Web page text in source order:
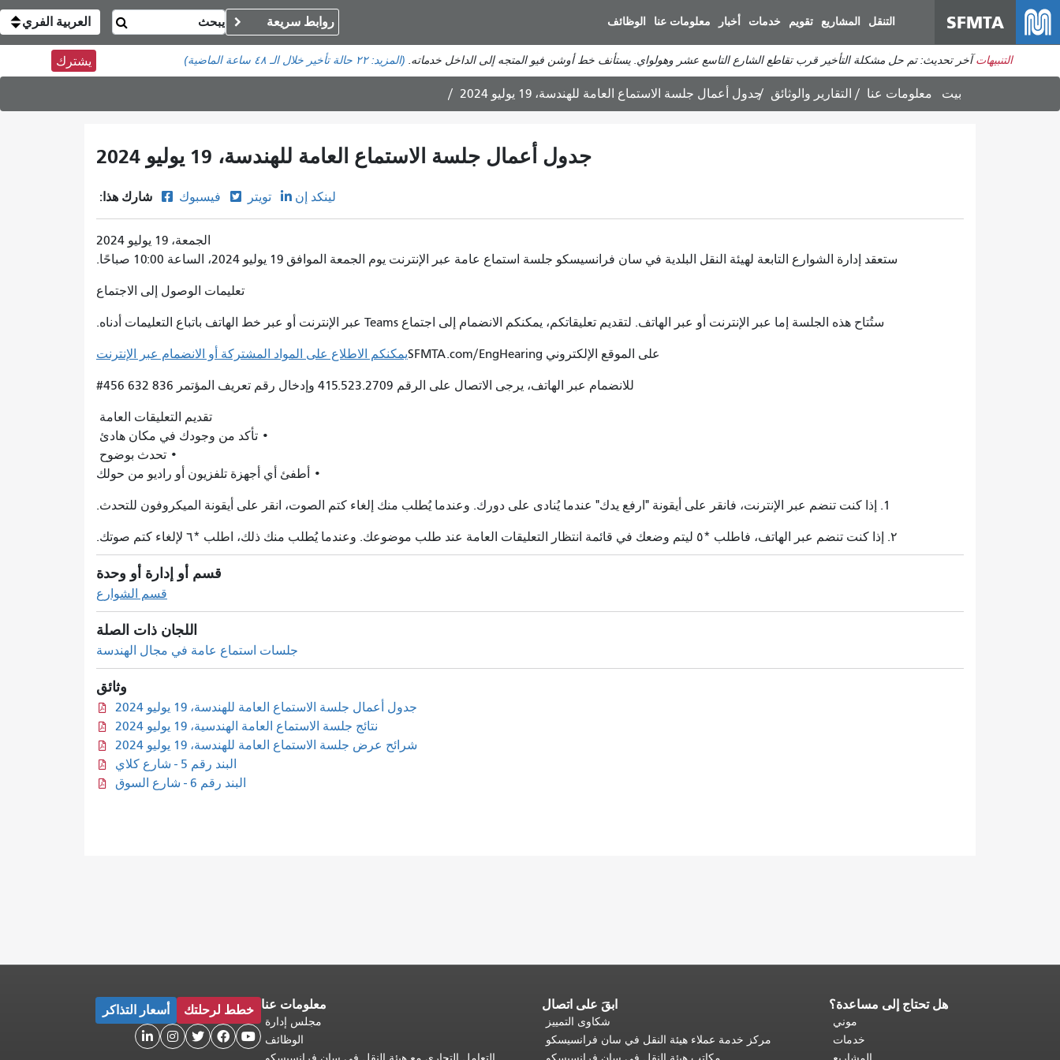
المحتوى
الرئيسي
SFMTA التنقل المشاريع تقويم خدمات أخبار معلومات عنا الوظائف روابط سريعة العربية الفري
التنبيهات آخر تحديث: تم حل مشكلة التأخير قرب تقاطع الشارع التاسع عشر وهولواي. يستأنف خط أوشن فيو المتجه إلى الداخل خدماته. (المزيد:٢٢ حالة تأخير خلال الـ ٤٨ ساعة الماضية) يشترك
بيت معلومات عنا التقارير والوثائق جدول أعمال جلسة الاستماع العامة للهندسة، 19 يوليو 2024
جدول أعمال جلسة الاستماع العامة للهندسة، 19 يوليو 2024
شارك هذا: فيسبوك تويتر لينكد إن
الجمعة، 19 يوليو 2024
ستعقد إدارة الشوارع التابعة لهيئة النقل البلدية في سان فرانسيسكو جلسة استماع عامة عبر الإنترنت يوم الجمعة الموافق 19 يوليو 2024، الساعة 10:00 صباحًا.
تعليمات الوصول إلى الاجتماع
ستُتاح هذه الجلسة إما عبر الإنترنت أو عبر الهاتف. لتقديم تعليقاتكم، يمكنكم الانضمام إلى اجتماع Teams عبر الإنترنت أو عبر خط الهاتف باتباع التعليمات أدناه.
يمكنكم الاطلاع على المواد المشتركة أو الانضمام عبر الإنترنت على الموقع الإلكتروني SFMTA.com/EngHearing
للانضمام عبر الهاتف، يرجى الاتصال على الرقم 415.523.2709 وإدخال رقم تعريف المؤتمر 836 632 456#
تقديم التعليقات العامة
• تأكد من وجودك في مكان هادئ
• تحدث بوضوح
• أطفئ أي أجهزة تلفزيون أو راديو من حولك
1. إذا كنت تنضم عبر الإنترنت، فانقر على أيقونة "ارفع يدك" عندما يُنادى على دورك. وعندما يُطلب منك إلغاء كتم الصوت، انقر على أيقونة الميكروفون للتحدث.
٢. إذا كنت تنضم عبر الهاتف، فاطلب *٥ ليتم وضعك في قائمة انتظار التعليقات العامة عند طلب موضوعك. وعندما يُطلب منك ذلك، اطلب *٦ لإلغاء كتم صوتك.
قسم أو إدارة أو وحدة
قسم الشوارع
اللجان ذات الصلة
جلسات استماع عامة في مجال الهندسة
وثائق
جدول أعمال جلسة الاستماع العامة للهندسة، 19 يوليو 2024
نتائج جلسة الاستماع العامة الهندسية، 19 يوليو 2024
شرائح عرض جلسة الاستماع العامة للهندسة، 19 يوليو 2024
البند رقم 5 - شارع كلاي
البند رقم 6 - شارع السوق
هل تحتاج إلى مساعدة؟
موني
خدمات
ابقَ على اتصال
شكاوى التمييز
مركز خدمة عملاء هيئة النقل في سان فرانسيسكو
معلومات عنا
مجلس إدارة
الوظائف
خطط لرحلتك أسعار التذاكر




